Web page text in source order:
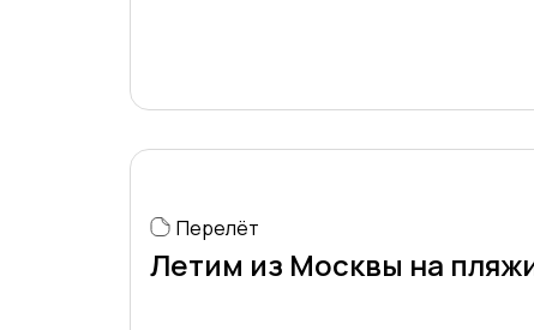
Перелёт
Летим из Москвы на